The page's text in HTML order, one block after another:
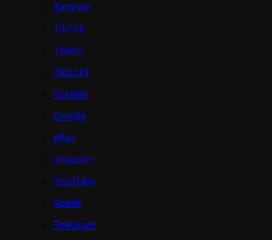
Binance
TikTok
Twitch
Discord
Fortnite
Google
eBay
Amazon
YouTube
Reddit
Telegram